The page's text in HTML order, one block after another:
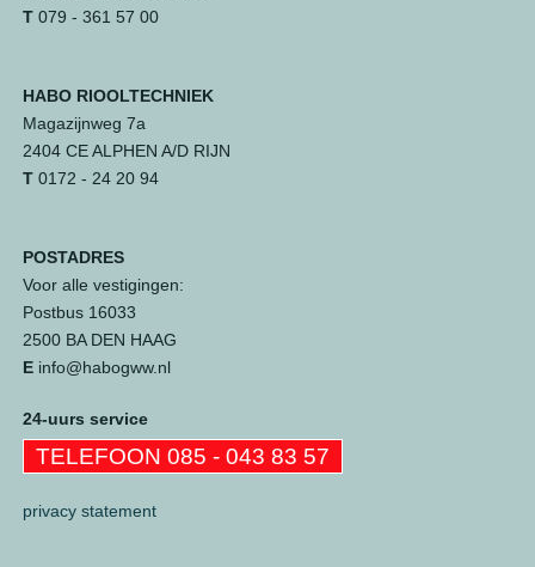
T079 - 361 57 00
HABO RIOOLTECHNIEK
Magazijnweg 7a
2404 CE ALPHEN A/D RIJN
T0172 - 24 20 94
POSTADRES
Voor alle vestigingen:
Postbus 16033
2500 BA DEN HAAG
Einfo@habogww.nl
24-uurs service
TELEFOON 085 - 043 83 57
privacy statement